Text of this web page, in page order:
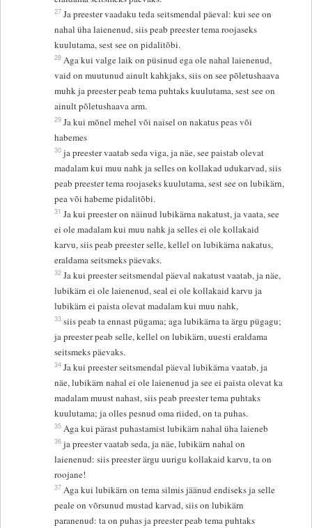
27 Ja preester vaadaku teda seitsmendal päeval: kui see on
nahal üha laienenud, siis peab preester tema roojaseks
kuulutama, sest see on pidalitõbi.
28 Aga kui valge laik on püsinud ega ole nahal laienenud,
vaid on muutunud ainult kahkjaks, siis on see põletushaava
muhk ja preester peab tema puhtaks kuulutama, sest see on
ainult põletushaava arm.
29 Ja kui mõnel mehel või naisel on nakatus peas või
habemes
30 ja preester vaatab seda viga, ja näe, see paistab olevat
madalam kui muu nahk ja selles on kollakad udukarvad, siis
peab preester tema roojaseks kuulutama, sest see on lubikärn,
pea või habeme pidalitõbi.
31 Ja kui preester on näinud lubikärna nakatust, ja vaata, see
ei ole madalam kui muu nahk ja selles ei ole kollakaid
karvu, siis peab preester selle, kellel on lubikärna nakatus,
eraldama seitsmeks päevaks.
32 Ja kui preester seitsmendal päeval nakatust vaatab, ja näe,
lubikärn ei ole laienenud, seal ei ole kollakaid karvu ja
lubikärn ei paista olevat madalam kui muu nahk,
33 siis peab ta ennast pügama; aga lubikärna ta ärgu pügagu;
ja preester peab selle, kellel on lubikärn, uuesti eraldama
seitsmeks päevaks.
34 Ja kui preester seitsmendal päeval lubikärna vaatab, ja
näe, lubikärn nahal ei ole laienenud ja see ei paista olevat ka
madalam muust nahast, siis peab preester tema puhtaks
kuulutama; ja olles pesnud oma riided, on ta puhas.
35 Aga kui pärast puhastamist lubikärn nahal üha laieneb
36 ja preester vaatab seda, ja näe, lubikärn nahal on
laienenud: siis preester ärgu uurigu kollakaid karvu, ta on
roojane!
37 Aga kui lubikärn on tema silmis jäänud endiseks ja selle
peale on võrsunud mustad karvad, siis on lubikärn
paranenud: ta on puhas ja preester peab tema puhtaks